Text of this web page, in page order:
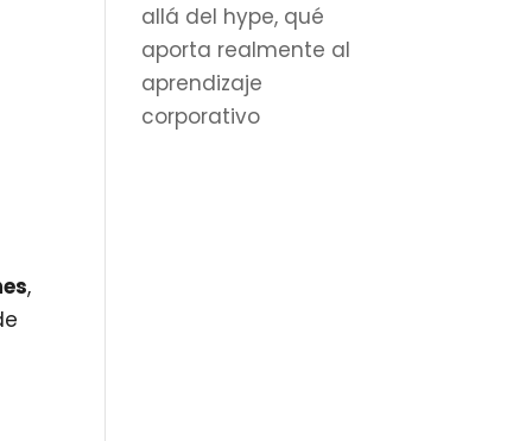
,
allá del hype, qué
aporta realmente al
aprendizaje
corporativo